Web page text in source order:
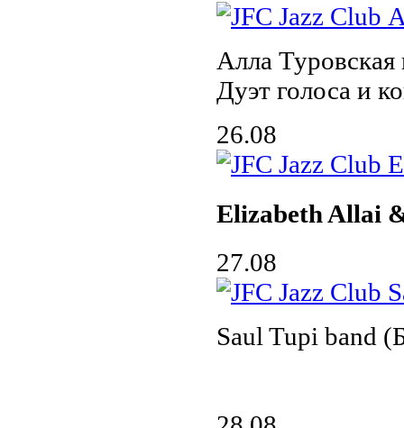
Алла
Дуэт голоса и
26.08
Elizabeth Allai
27.08
Saul Tupi band